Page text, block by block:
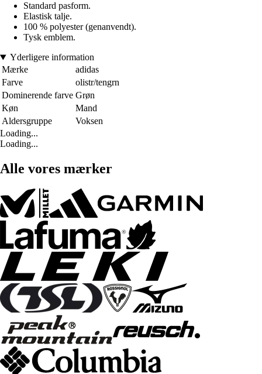
Standard pasform.
Elastisk talje.
100 % polyester (genanvendt).
Tysk emblem.
Yderligere information
Mærke
adidas
Farve
olistr/tengrn
Dominerende farve Grøn
Køn
Mand
Aldersgruppe
Voksen
Loading...
Loading...
Alle vores mærker